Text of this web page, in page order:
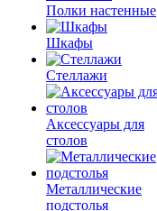
Полки настенные
Шкафы
Стеллажи
Аксессуары для
столов
Металлические
подстолья